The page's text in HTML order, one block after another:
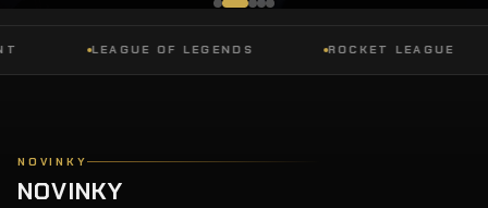
LEAGUE OF LEGENDS ROCKET LEAGUE
NOVINKY
NOVINKY